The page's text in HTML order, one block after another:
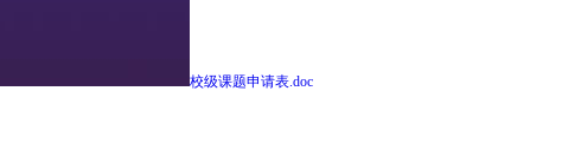
校级课题申请表.doc